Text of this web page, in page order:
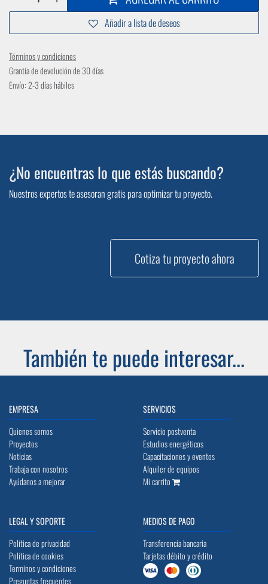
Añadir a lista de deseos
Términos y condiciones
Grantía de devolución de 30 días
Envío: 2-3 días hábiles
¿No encuentras lo que estás buscando?
Nuestros expertos te asesoran gratis para optimizar tu proyecto.
Cotiza tu proyecto ahora
También te puede interesar...
EMPRESA
Quienes somos
Proyectos
Noticias
Trabaja con nosotros
Ayúdanos a mejorar
SERVICIOS
Servicio postventa
Estudios energéticos
Capacitaciones y eventos
Alquiler de equipos
Mi carrito
LEGAL Y SOPORTE
Política de privacidad
Política de cookies
Terminos y condiciones
Preguntas frecuentes
MEDIOS DE PAGO
Transferencia bancaria
Tarjetas débito y crédito